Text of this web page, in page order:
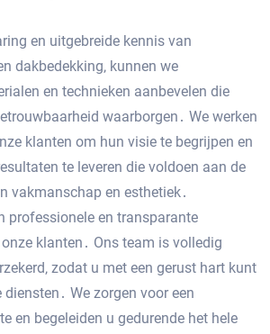
en uitgebreide kennis van
dakbedekking‚ kunnen we
en technieken aanbevelen die
waarborgen․ We werken
klanten om hun visie te begrijpen en
te leveren die voldoen aan de
vakmanschap en esthetiek․
professionele en transparante
klanten․ Ons team is volledig
zodat u met een gerust hart kunt
We zorgen voor een
en begeleiden u gedurende het hele